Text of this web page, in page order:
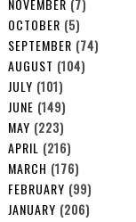
OCTOBER (5)
SEPTEMBER (74)
AUGUST (104)
JULY (101)
JUNE (149)
MAY (223)
APRIL (216)
MARCH (176)
FEBRUARY (99)
JANUARY (206)